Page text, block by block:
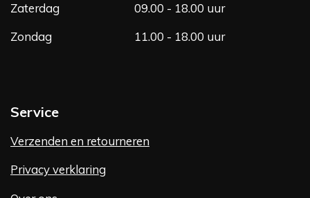
Zaterdag
09.00 - 18.00 uur
Zondag
11.00 - 18.00 uur
Service
Verzenden en retourneren
Privacy verklaring